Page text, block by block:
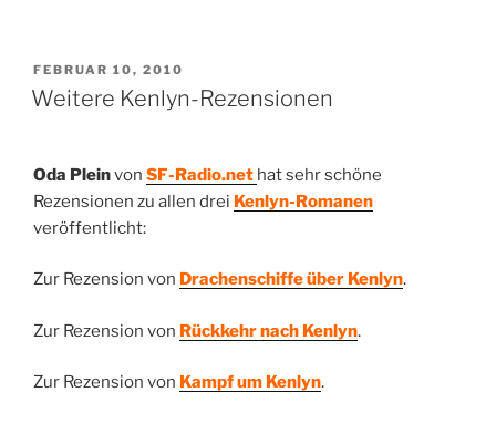
VERÖFFENTLICHT
AM
FEBRUAR 10, 2010
Weitere Kenlyn-Rezensionen
Oda Pleinvon SF-Radio.net hat sehr schöne
Rezensionen zu allen drei Kenlyn-Romanen
veröffentlicht:
Zur Rezension von Drachenschiffe über Kenlyn.
Zur Rezension von Rückkehr nach Kenlyn.
Zur Rezension von Kampf um Kenlyn.